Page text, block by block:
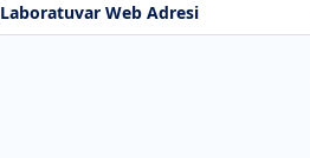
Laboratuvar Web Adresi